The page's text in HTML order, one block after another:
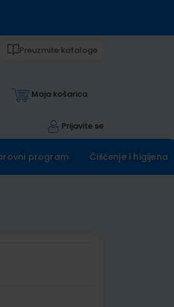
Preuzmite kataloge
Moja košarica
Prijavite se
program Čišćenje i higijena